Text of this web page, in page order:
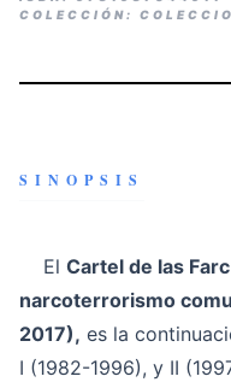
COLECCIÓN:
SINOPSIS
El Cartel de las
narcoterrorismo
2017), es la
I (1982-1996), y II